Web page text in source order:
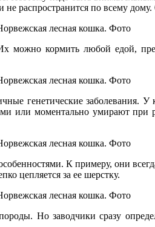
распространится по всему
кормить любой едой,
генетические заболевания.
или моментально умирают
К примеру, они
цепляется за ее шерстку.
Но заводчики сразу